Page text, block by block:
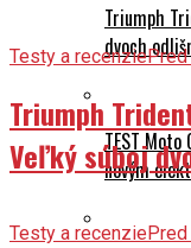
Triumph
dvoch
TEST
novým
Testy a recenzie
Triumph
Veľký súboj
Testy a recenzie